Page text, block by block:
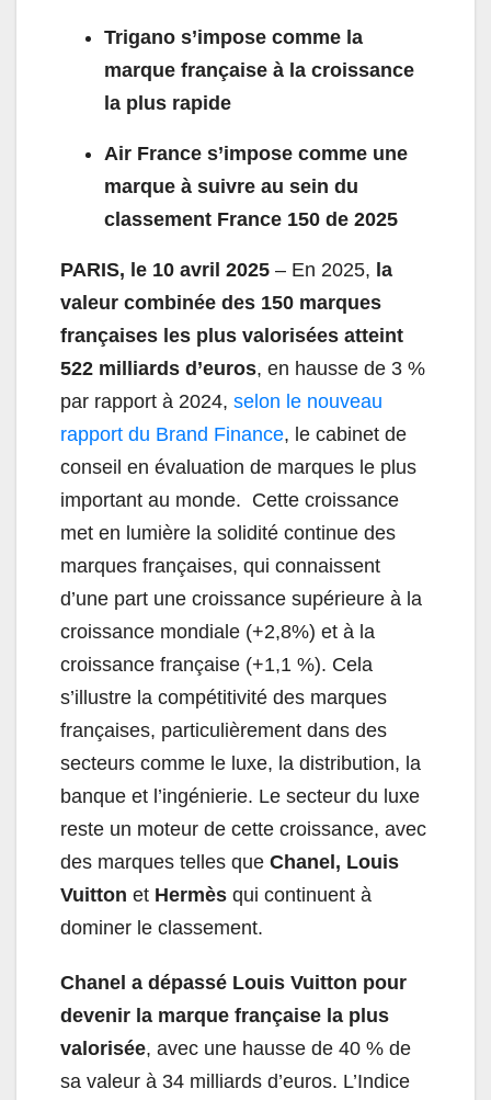
Trigano s’impose comme la
marque française à la croissance
la plus rapide
Air France s’impose comme une
marque à suivre au sein du
classement France 150 de 2025
PARIS, le 10 avril 2025 – En 2025, la
valeur combinée des 150 marques
françaises les plus valorisées atteint
522 milliards d’euros, en hausse de 3 %
par rapport à 2024, selon le nouveau
rapport du Brand Finance, le cabinet de
conseil en évaluation de marques le plus
important au monde. Cette croissance
met en lumière la solidité continue des
marques françaises, qui connaissent
d’une part une croissance supérieure à la
croissance mondiale (+2,8%) et à la
croissance française (+1,1 %). Cela
s’illustre la compétitivité des marques
françaises, particulièrement dans des
secteurs comme le luxe, la distribution, la
banque et l’ingénierie. Le secteur du luxe
reste un moteur de cette croissance, avec
des marques telles que Chanel, Louis
Vuitton et Hermès qui continuent à
dominer le classement.
Chanel a dépassé Louis Vuitton pour
devenir la marque française la plus
valorisée, avec une hausse de 40 % de
sa valeur à 34 milliards d’euros. L’Indice